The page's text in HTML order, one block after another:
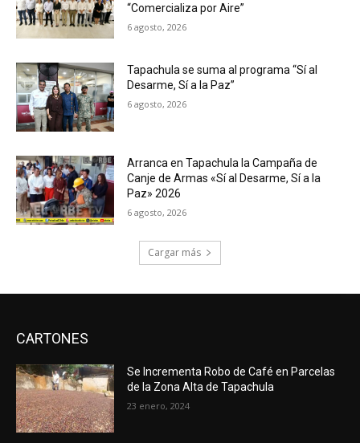
“Comercializa por Aire”
6 agosto, 2026
Tapachula se suma al programa “Sí al
Desarme, Sí a la Paz”
6 agosto, 2026
Arranca en Tapachula la Campaña de
Canje de Armas «Sí al Desarme, Sí a la
Paz» 2026
6 agosto, 2026
Cargar más
CARTONES
Se Incrementa Robo de Café en Parcelas
de la Zona Alta de Tapachula
23 enero, 2024